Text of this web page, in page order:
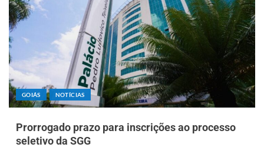
GOIÁS NOTÍCIAS
Prorrogado prazo para inscrições ao processo
seletivo da SGG